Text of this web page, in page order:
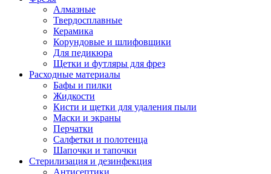
Алмазные
Твердосплавные
Керамика
Корундовые и шлифовщики
Для педикюра
Щетки и футляры для фрез
Расходные материалы
Бафы и пилки
Жидкости
Кисти и щетки для удаления пыли
Маски и экраны
Перчатки
Салфетки и полотенца
Шапочки и тапочки
Стерилизация и дезинфекция
Антисептики